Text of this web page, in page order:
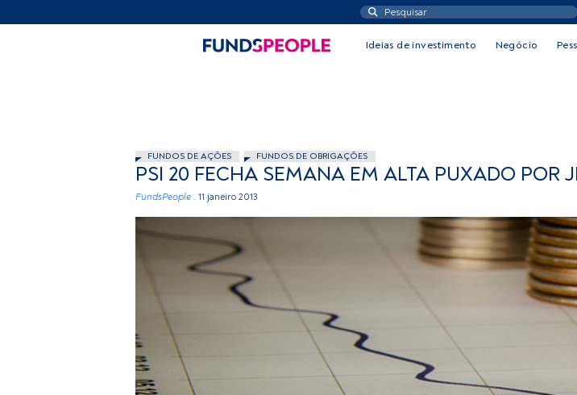
Ideias de investimento Negócio
FUNDOS DE AÇÕES FUNDOS DE OBRIGAÇÕES
PSI 20 FECHA SEMANA EM ALTA PUXADO POR
FundsPeople . 11 janeiro 2013